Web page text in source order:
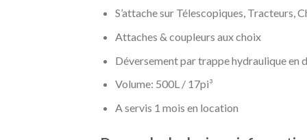
S’attache sur Télescopiques, Tracteurs,
Attaches & coupleurs aux choix
Déversement par trappe hydraulique en
Volume: 500L / 17pi³
A servis 1 mois en location